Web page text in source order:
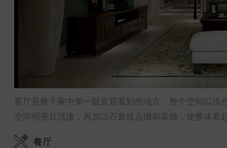
客厅是整个家中第一眼直观看到的地方，整个空间以
空间明亮且活泼，再加以石膏线点缀和装饰，使整体看
餐厅